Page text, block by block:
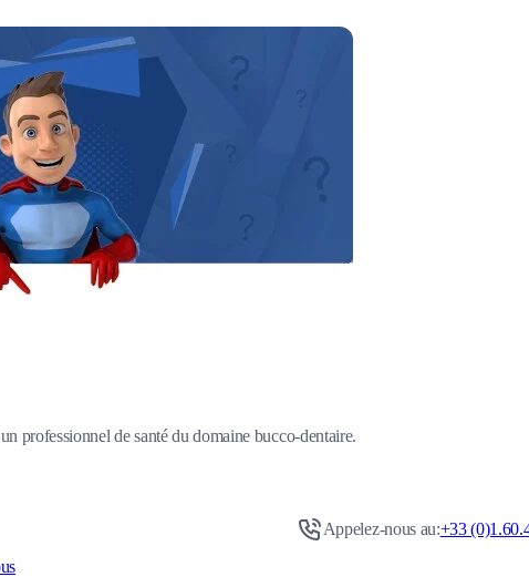
professionnel de santé du domaine bucco-dentaire.
Appelez-nous au:+33